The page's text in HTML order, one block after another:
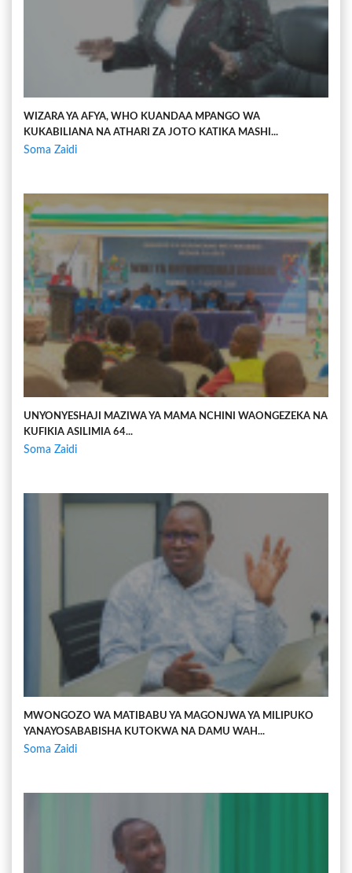
WIZARA YA AFYA, WHO KUANDAA MPANGO WA
KUKABILIANA NA ATHARI ZA JOTO KATIKA MASHI...
Soma Zaidi
UNYONYESHAJI MAZIWA YA MAMA NCHINI WAONGEZEKA NA
KUFIKIA ASILIMIA 64...
Soma Zaidi
MWONGOZO WA MATIBABU YA MAGONJWA YA MILIPUKO
YANAYOSABABISHA KUTOKWA NA DAMU WAH...
Soma Zaidi